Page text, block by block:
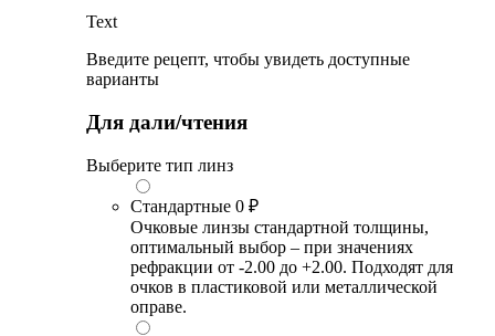
Text
Введите рецепт, чтобы увидеть доступные
варианты
Для дали/чтения
Выберите тип линз
Стандартные 0 ₽
Очковые линзы стандартной толщины,
оптимальный выбор – при значениях
рефракции от -2.00 до +2.00. Подходят для
очков в пластиковой или металлической
оправе.